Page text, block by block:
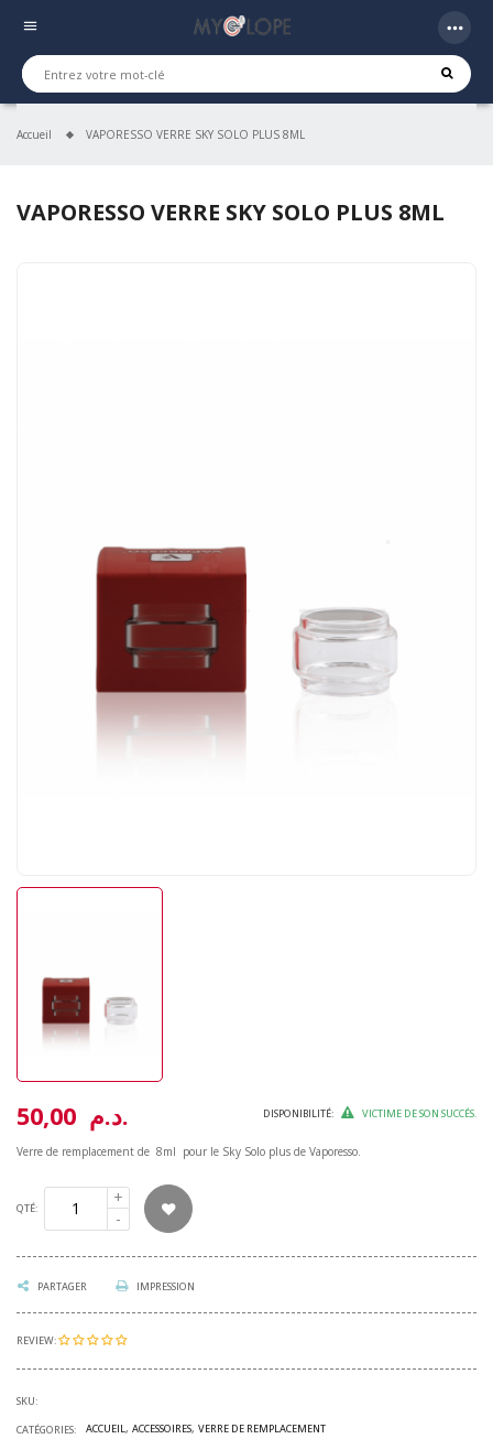
menu more_horiz
Accueil VAPORESSO VERRE SKY SOLO PLUS 8ML
VAPORESSO VERRE SKY SOLO PLUS 8ML
50,00 د.م. DISPONIBILITÉ: VICTIME DE SON SUCCÉS.
Verre de remplacement de 8ml pour le Sky Solo plus de Vaporesso.
QTÉ:
PARTAGER IMPRESSION
REVIEW:
SKU:
CATÉGORIES:
ACCUEIL ACCESSOIRES VERRE DE REMPLACEMENT